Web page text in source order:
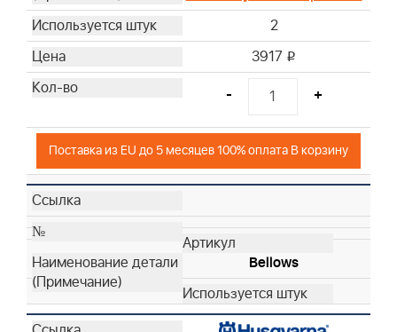
2
3917 i
- +
Поставка из EU до 5 месяцев 100% оплата В корзину
Bellows